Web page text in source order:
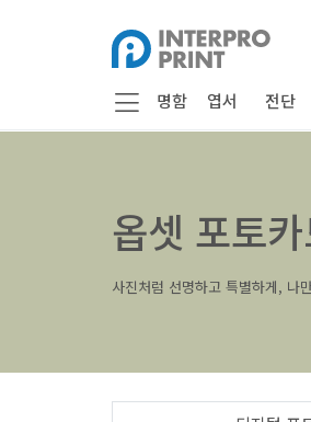
명함 엽서 전단
옵셋 포토
사진처럼 선명하고 특별하게, 나